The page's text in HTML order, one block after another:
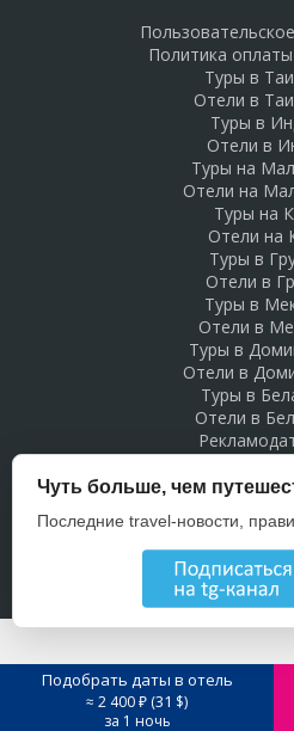
Подобрать даты в отель
≈ 2 400 ₽ (31 $)
за 1 ночь
Политика
Туры в
Отели в
Туры в
Отели в
Туры на
Отели на
Туры на
Отели на
Туры в
Отели в
Туры в
Отели в
Туры в
Отели в
Туры в
Отели в
Чуть больше, чем
Последние travel-новости,